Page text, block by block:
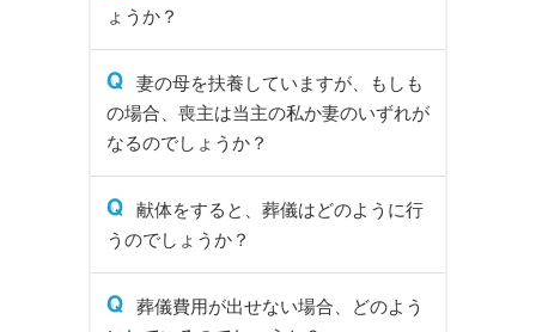
ょうか？
Q
妻の母を扶養していますが、もしも
の場合、喪主は当主の私か妻のいずれが
なるのでしょうか？
Q
献体をすると、葬儀はどのように行
うのでしょうか？
Q
葬儀費用が出せない場合、どのよう